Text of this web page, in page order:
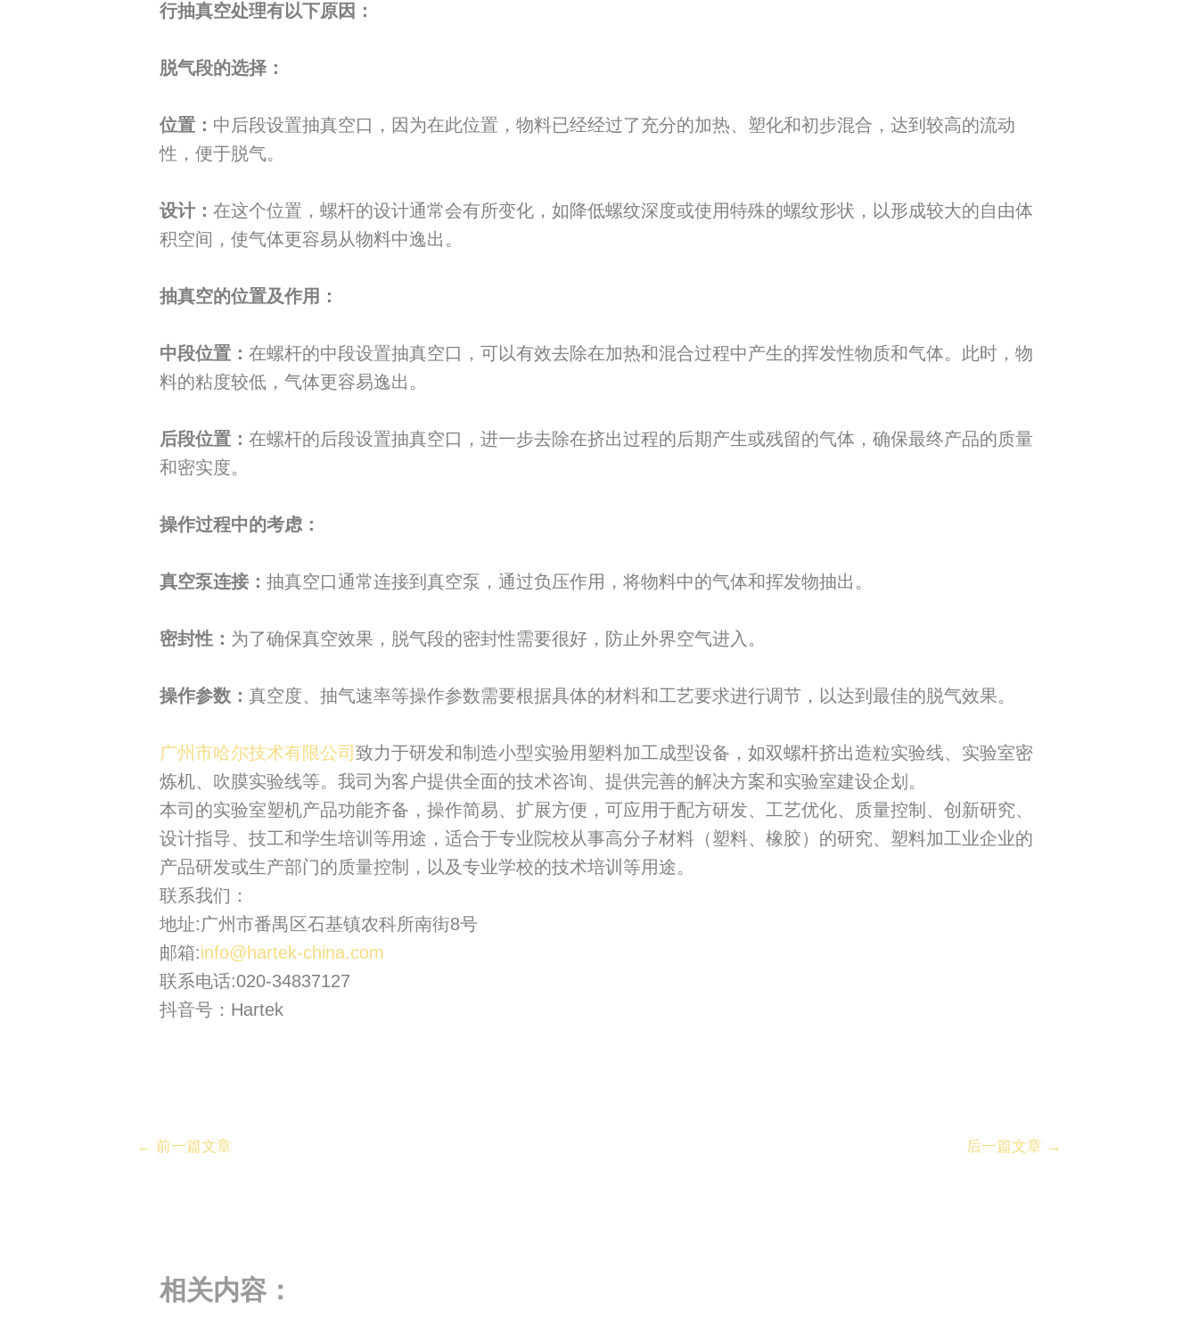
行抽真空处理有以下原因：
脱气段的选择：
位置： 中后段设置抽真空口，因为在此位置，物料已经经过了充分的加热、塑化和初步混合，达到较高的流动
性，便于脱气。
设计： 在这个位置，螺杆的设计通常会有所变化，如降低螺纹深度或使用特殊的螺纹形状，以形成较大的自由体
积空间，使气体更容易从物料中逸出。
抽真空的位置及作用：
中段位置： 在螺杆的中段设置抽真空口，可以有效去除在加热和混合过程中产生的挥发性物质和气体。此时，物
料的粘度较低，气体更容易逸出。
后段位置： 在螺杆的后段设置抽真空口，进一步去除在挤出过程的后期产生或残留的气体，确保最终产品的质量
和密实度。
操作过程中的考虑：
真空泵连接： 抽真空口通常连接到真空泵，通过负压作用，将物料中的气体和挥发物抽出。
密封性： 为了确保真空效果，脱气段的密封性需要很好，防止外界空气进入。
操作参数： 真空度、抽气速率等操作参数需要根据具体的材料和工艺要求进行调节，以达到最佳的脱气效果。
广州市哈尔技术有限公司 致力于研发和制造小型实验用塑料加工成型设备，如双螺杆挤出造粒实验线、实验室密
炼机、吹膜实验线等。我司为客户提供全面的技术咨询、提供完善的解决方案和实验室建设企划。
本司的实验室塑机产品功能齐备，操作简易、扩展方便，可应用于配方研发、工艺优化、质量控制、创新研究、
设计指导、技工和学生培训等用途，适合于专业院校从事高分子材料（塑料、橡胶）的研究、塑料加工业企业的
产品研发或生产部门的质量控制，以及专业学校的技术培训等用途。
联系我们：
地址:广州市番禺区石基镇农科所南街8号
邮箱:info@hartek-china.com
联系电话:020-34837127
抖音号：Hartek
← 前一篇文章 后一篇文章 →
相关内容：